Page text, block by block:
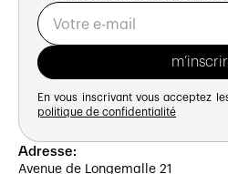
En vous inscrivant vous acceptez
politique de confidentialité
Adresse:
Avenue de Longemalle 21